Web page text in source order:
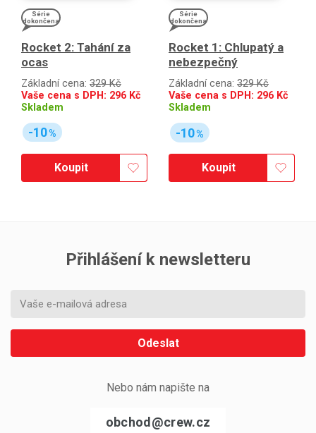
Série
dokončena
Rocket 2: Tahání za
ocas
Základní cena: 329 Kč
Vaše cena s DPH: 296 Kč
Skladem
-10%
Koupit
Série
dokončena
Rocket 1: Chlupatý a
nebezpečný
Základní cena: 329 Kč
Vaše cena s DPH: 296 Kč
Skladem
-10%
Koupit
Přihlášení k newsletteru
Odeslat
Nebo nám napište na
obchod@crew.cz